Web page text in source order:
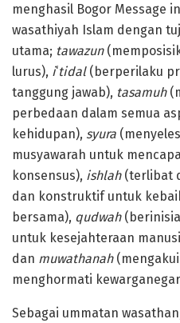
menghasil Bogor Message
wasathiyah Islam dengan
utama; tawazun
lurus), i‘tidal(berperilaku
tanggung jawab), tasamuh
perbedaan dalam semua
kehidupan), syura
musyawarah untuk
konsensus), ishlah(terlibat
dan konstruktif untuk
bersama), qudwah
untuk kesejahteraan
dan muwathanah(mengakui
menghormati
Sebagai ummatan